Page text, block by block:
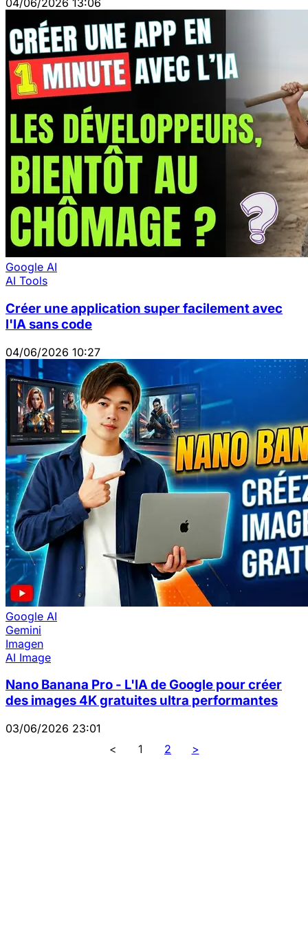
04/06/2026 13:06
Google AI
AI Tools
Créer une application super facilement avec
l'IA sans code
04/06/2026 10:27
Google AI
Gemini
Imagen
AI Image
Nano Banana Pro - L'IA de Google pour créer
des images 4K gratuites ultra performantes
03/06/2026 23:01
<
1 2 >